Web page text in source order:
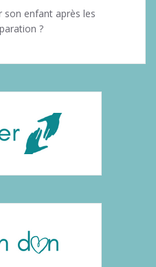
son enfant après les
?